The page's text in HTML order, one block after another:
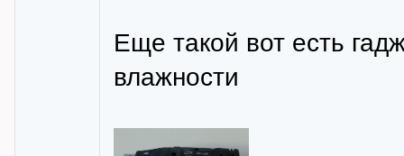
Еще такой вот есть
влажности